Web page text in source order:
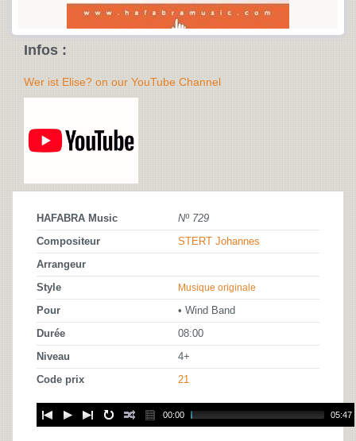
Infos :
Wer ist Elise? on our YouTube Channel
HAFABRA Music Nº 729
Compositeur STERT Johannes
Arrangeur
Style Musique originale
Pour • Wind Band
Durée 08:00
Niveau 4+
Code prix 21
00:00 05:47